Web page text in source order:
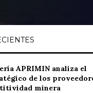
APRIMIN analiza el
de los
minera